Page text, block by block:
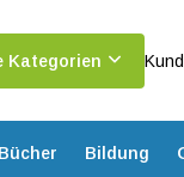
Kategorien
Bücher Bildung